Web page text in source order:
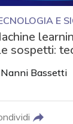
E
sospetti:
Nanni Bassetti